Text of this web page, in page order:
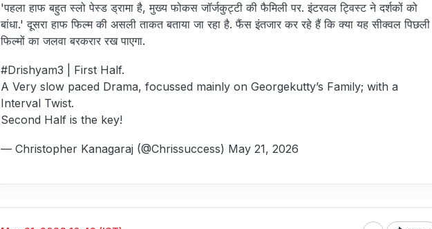
'पहला हाफ बहुत स्लो पेस्ड ड्रामा है, मुख्य फोकस जॉर्जकुट्टी की फैमिली पर. इंटरवल ट्विस्ट ने दर्शकों को
बांधा.' दूसरा हाफ फिल्म की असली ताकत बताया जा रहा है. फैंस इंतजार कर रहे हैं कि क्या यह सीक्वल पिछली
फिल्मों का जलवा बरकरार रख पाएगा.
#Drishyam3 | First Half.
A Very slow paced Drama, focussed mainly on Georgekutty’s Family; with a
Interval Twist.
Second Half is the key!
— Christopher Kanagaraj (@Chrissuccess) May 21, 2026